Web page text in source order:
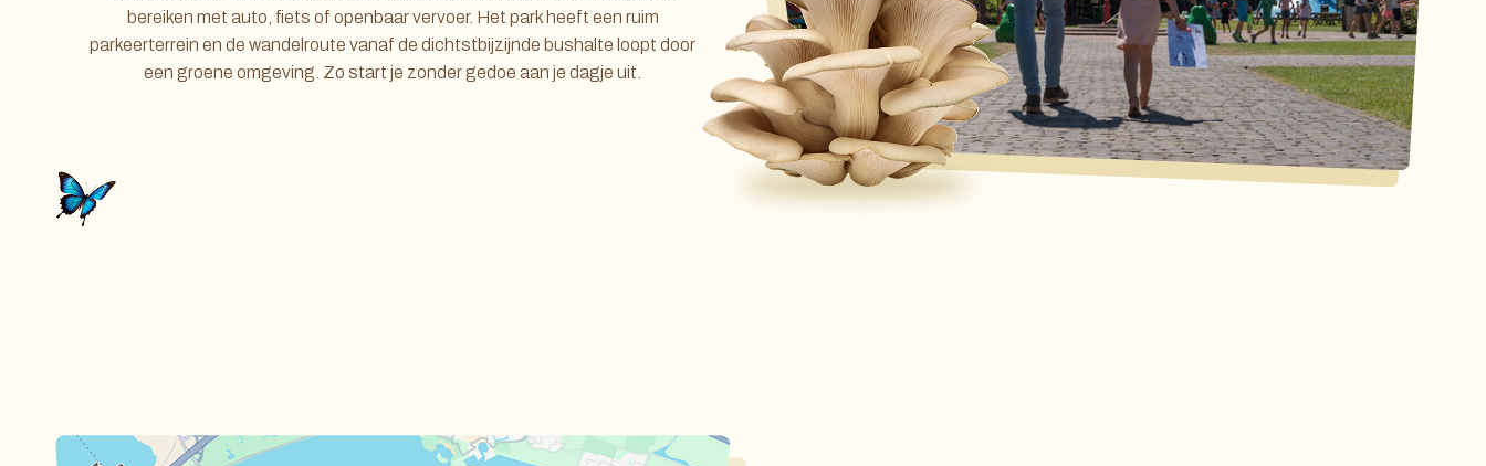
bereiken met auto, fiets of openbaar vervoer. Het park heeft een ruim
parkeerterrein en de wandelroute vanaf de dichtstbijzijnde bushalte loopt door
een groene omgeving. Zo start je zonder gedoe aan je dagje uit.